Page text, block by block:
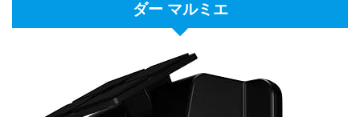
ダー マルミエ